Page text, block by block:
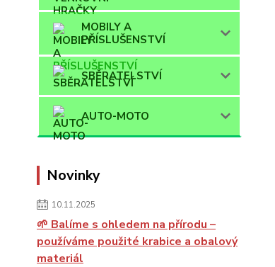
MOBILY A
PŘÍSLUŠENSTVÍ
SBĚRATELSTVÍ
AUTO-MOTO
Novinky
10.11.2025
🌱 Balíme s ohledem na přírodu –
používáme použité krabice a obalový
materiál